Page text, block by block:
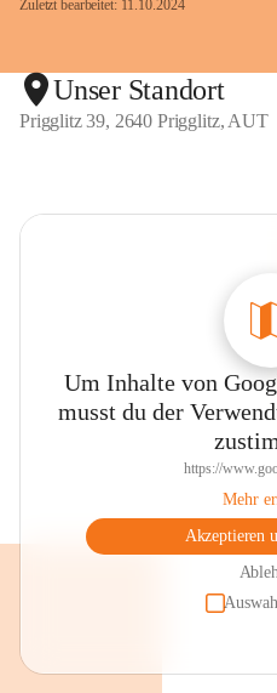
Zuletzt bearbeitet: 11.10.2024
Unser Standort
Prigglitz 39, 2640 Prigglitz, AUT
Um Inhalte von
musst du der
https://
Mehr
Akzeptieren